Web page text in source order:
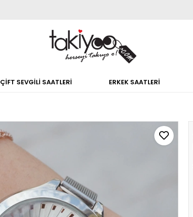
ÇİFT SEVGİLİ SAATLERİ ERKEK SAATLERİ